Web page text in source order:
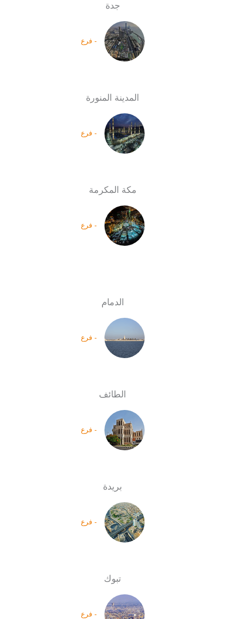
جدة
- فرع
المدينة المنورة
- فرع
مكة المكرمة
- فرع
الدمام
- فرع
الطائف
- فرع
بريدة
- فرع
تبوك
- فرع